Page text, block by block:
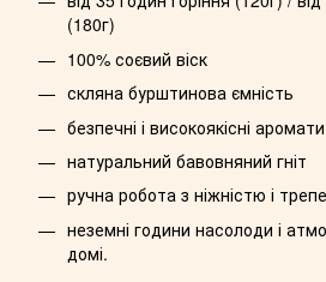
(180г)
100% соєвий віск
скляна бурштинова ємність
безпечні і високоякісні
натуральний бавовняний гніт
ручна робота з ніжністю і
неземні години насолоди і
домі.